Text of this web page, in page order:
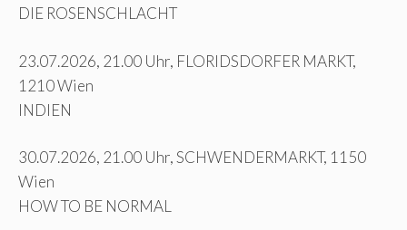
DIE ROSENSCHLACHT
23.07.2026, 21.00 Uhr, FLORIDSDORFER MARKT,
1210 Wien
INDIEN
30.07.2026, 21.00 Uhr, SCHWENDERMARKT, 1150
Wien
HOW TO BE NORMAL